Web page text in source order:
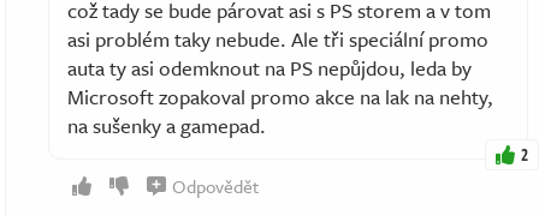
což tady se bude párovat asi s PS storem a v tom
asi problém taky nebude. Ale tři speciální promo
auta ty asi odemknout na PS nepůjdou, leda by
Microsoft zopakoval promo akce na lak na nehty,
na sušenky a gamepad.
2
Odpovědět